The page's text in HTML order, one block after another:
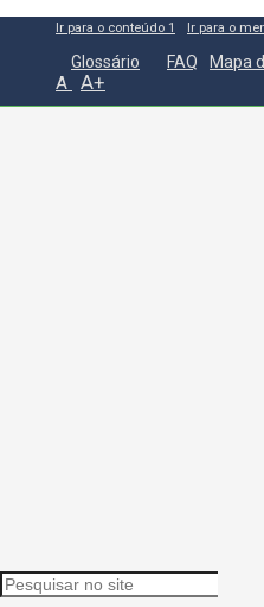
Ir para o conteúdo 1 Ir para o
Glossário FAQ Mapa
A A+